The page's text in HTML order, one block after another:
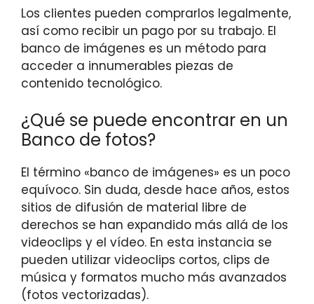
Los clientes pueden comprarlos legalmente,
así como recibir un pago por su trabajo. El
banco de imágenes es un método para
acceder a innumerables piezas de
contenido tecnológico.
¿Qué se puede encontrar en un
Banco de fotos?
El término «banco de imágenes» es un poco
equívoco. Sin duda, desde hace años, estos
sitios de difusión de material libre de
derechos se han expandido más allá de los
videoclips y el vídeo. En esta instancia se
pueden utilizar videoclips cortos, clips de
música y formatos mucho más avanzados
(fotos vectorizadas).